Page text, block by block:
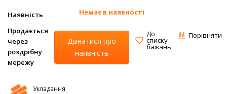
Наявність Немає в наявності
Продається
через
роздрібну
мережу
Дізнатися про
наявність
До
списку
бажань
Порівняти
Укладання